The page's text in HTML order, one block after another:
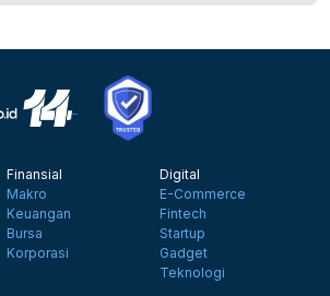
Finansial
Makro
Keuangan
Bursa
Korporasi
Digital
E-Commerce
Fintech
Startup
Gadget
Teknologi